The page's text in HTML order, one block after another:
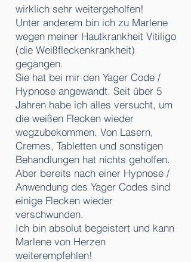
wirklich sehr weitergeholfen!
Unter anderem bin ich zu Marlene
wegen meiner Hautkrankheit Vitiligo
(die Weißfleckenkrankheit)
gegangen.
Sie hat bei mir den Yager Code /
Hypnose angewandt. Seit über 5
Jahren habe ich alles versucht, um
die weißen Flecken wieder
wegzubekommen. Von Lasern,
Cremes, Tabletten und sonstigen
Behandlungen hat nichts geholfen.
Aber bereits nach einer Hypnose /
Anwendung des Yager Codes sind
einige Flecken wieder
verschwunden.
Ich bin absolut begeistert und kann
Marlene von Herzen
weiterempfehlen!